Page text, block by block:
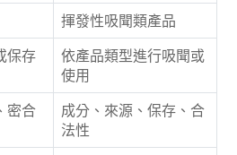
揮發性吸聞類產品
保存
依產品類型進行吸聞或
使用
密合
成分、來源、保存、合
法性